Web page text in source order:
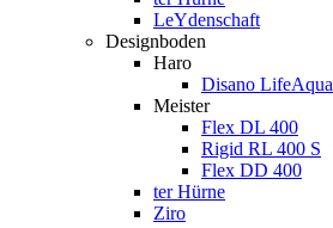
LeYdenschaft
Designboden
Haro
Disano LifeAqua
Meister
Flex DL 400
Rigid RL 400 S
Flex DD 400
ter Hürne
Ziro